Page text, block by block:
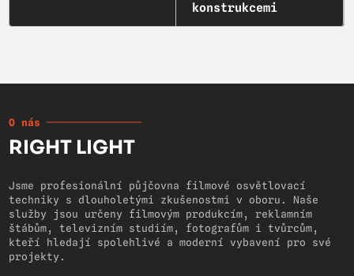
konstrukcemi
O nás
RIGHT LIGHT
Jsme profesionální půjčovna filmové osvětlovací
techniky s dlouholetými zkušenostmi v oboru. Naše
služby jsou určeny filmovým produkcím, reklamním
štábům, televizním studiím, fotografům i tvůrcům,
kteří hledají spolehlivé a moderní vybavení pro své
projekty.